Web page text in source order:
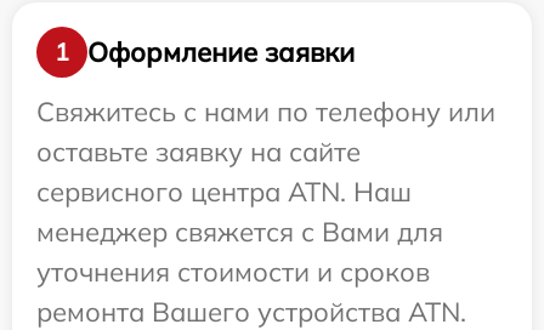
1
Оформление заявки
Свяжитесь с нами по телефону или
оставьте заявку на сайте
сервисного центра ATN. Наш
менеджер свяжется с Вами для
уточнения стоимости и сроков
ремонта Вашего устройства ATN.